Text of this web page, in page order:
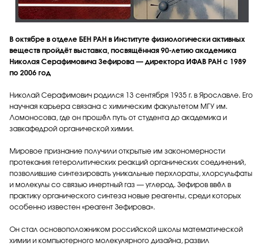
В октябре в отделе БЕН РАН в Институте физиологически активных
веществ пройдёт выставка, посвящённая 90-летию академика
Николая Серафимовича Зефирова — директора ИФАВ РАН с 1989
по 2006 год
Николай Серафимович родился 13 сентября 1935 г. в Ярославле. Его
научная карьера связана с химическим факультетом МГУ им.
Ломоносова, где он прошёл путь от студента до академика и
завкафедрой органической химии.
Мировое признание получили открытые им закономерности
протекания гетеролитических реакций органических соединений,
позволившие синтезировать уникальные перхлораты, хлорсульфаты
и молекулы со связью инертный газ — углерод. Зефиров ввёл в
практику органического синтеза новые реагенты, среди которых
особенно известен «реагент Зефирова».
Он стал основоположником российской школы математической
химии и компьютерного молекулярного дизайна, развил